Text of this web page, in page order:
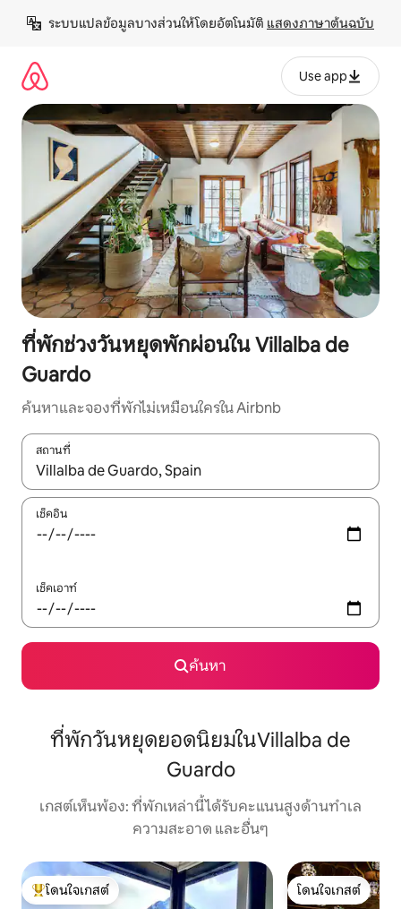
เนื้อหา
ระบบแปลข้อมูลบางส่วนให้โดยอัตโนมัติ แสดงภาษาต้นฉบับ
Use app
ที่พักช่วงวันหยุดพักผ่อนใน Villalba de
Guardo
ค้นหาและจองที่พักไม่เหมือนใครใน Airbnb
สถานที่
ใช้ลูกศรขึ้นลง หรือใช้การสัมผัสหรือปัด เพื่อสำรวจผลการค้นหา
เช็คอิน
เช็คเอาท์
ค้นหา
ที่พักวันหยุดยอดนิยมในVillalba de
Guardo
เกสต์เห็นพ้อง: ที่พักเหล่านี้ได้รับคะแนนสูงด้านทำเล
ความสะอาด และอื่นๆ
โดนใจเกสต์ที่สุด
โดนใจเกสต์
โดนใจเกสต์
โดนใจเกสต์